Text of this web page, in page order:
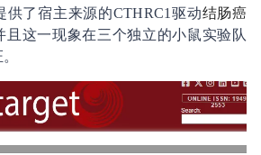
供了宿主来源的CTHRC1驱动结肠癌
且这一现象在三个独立的小鼠实验队